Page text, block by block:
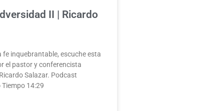
II | Ricardo
fe inquebrantable, escuche esta
el pastor y conferencista
Salazar. Podcast
14:29